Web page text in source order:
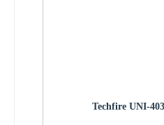
Techfire UNI-